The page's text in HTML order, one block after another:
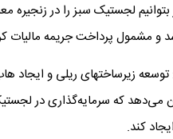
لجستیک سبز را در زنجیره
مشمول پرداخت جریمه مالیات
زیرساختهای ریلی و ایجاد
می‌دهد که سرمایه‌گذاری در
کند.